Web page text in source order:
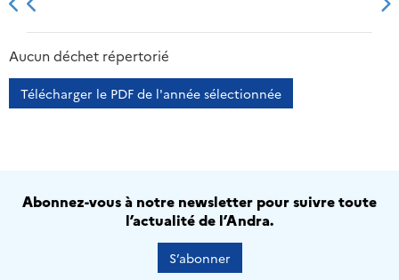
2013 2014
Aucun déchet répertorié
Télécharger le PDF de l'année sélectionnée
Abonnez-vous à notre newsletter pour suivre toute
l’actualité de l’Andra.
S’abonner